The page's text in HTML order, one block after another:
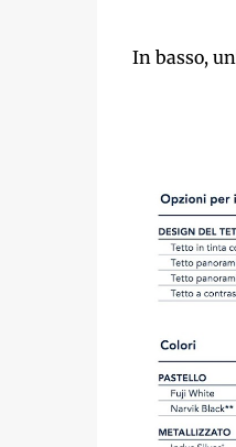
In basso,